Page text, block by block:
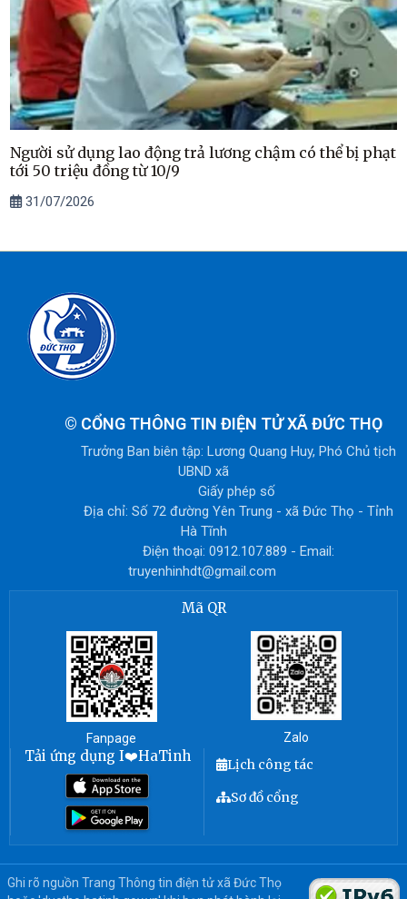
Người sử dụng lao động trả lương chậm có thể bị phạt
tới 50 triệu đồng từ 10/9
31/07/2026
© CỔNG THÔNG TIN ĐIỆN TỬ XÃ ĐỨC THỌ
Trưởng Ban biên tập: Lương Quang Huy, Phó Chủ tịch
UBND xã
Giấy phép số
Địa chỉ: Số 72 đường Yên Trung - xã Đức Thọ - Tỉnh
Hà Tĩnh
Điện thoại: 0912.107.889 - Email:
truyenhinhdt@gmail.com
Mã QR
Fanpage Zalo
Tải ứng dụng I❤️HaTinh
Lịch công tác
Sơ đồ cổng
Ghi rõ nguồn Trang Thông tin điện tử xã Đức Thọ